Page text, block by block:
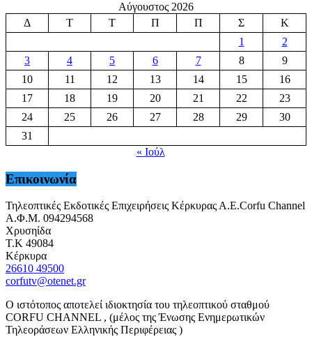
Αύγουστος 2026
Δ
Τ Τ Π Π Σ
Κ
1
2
3
4 5 6 7 8
9
10
11 12 13 14 15
16
17
18 19 20 21 22
23
24
25 26 27 28 29
30
31
« Ιούλ
Επικοινωνία
Τηλεοπτικές Εκδοτικές Επιχειρήσεις Κέρκυρας Α.Ε.Corfu Channel
Α.Φ.Μ. 094294568
Χρυσηίδα
Τ.Κ 49084
Κέρκυρα
26610 49500
corfutv@otenet.gr
Ο ιστότοπος αποτελεί ιδιοκτησία του τηλεοπτικού σταθμού
CORFU CHANNEL , (μέλος της Ένωσης Ενημερωτικών
Τηλεοράσεων Ελληνικής Περιφέρειας )